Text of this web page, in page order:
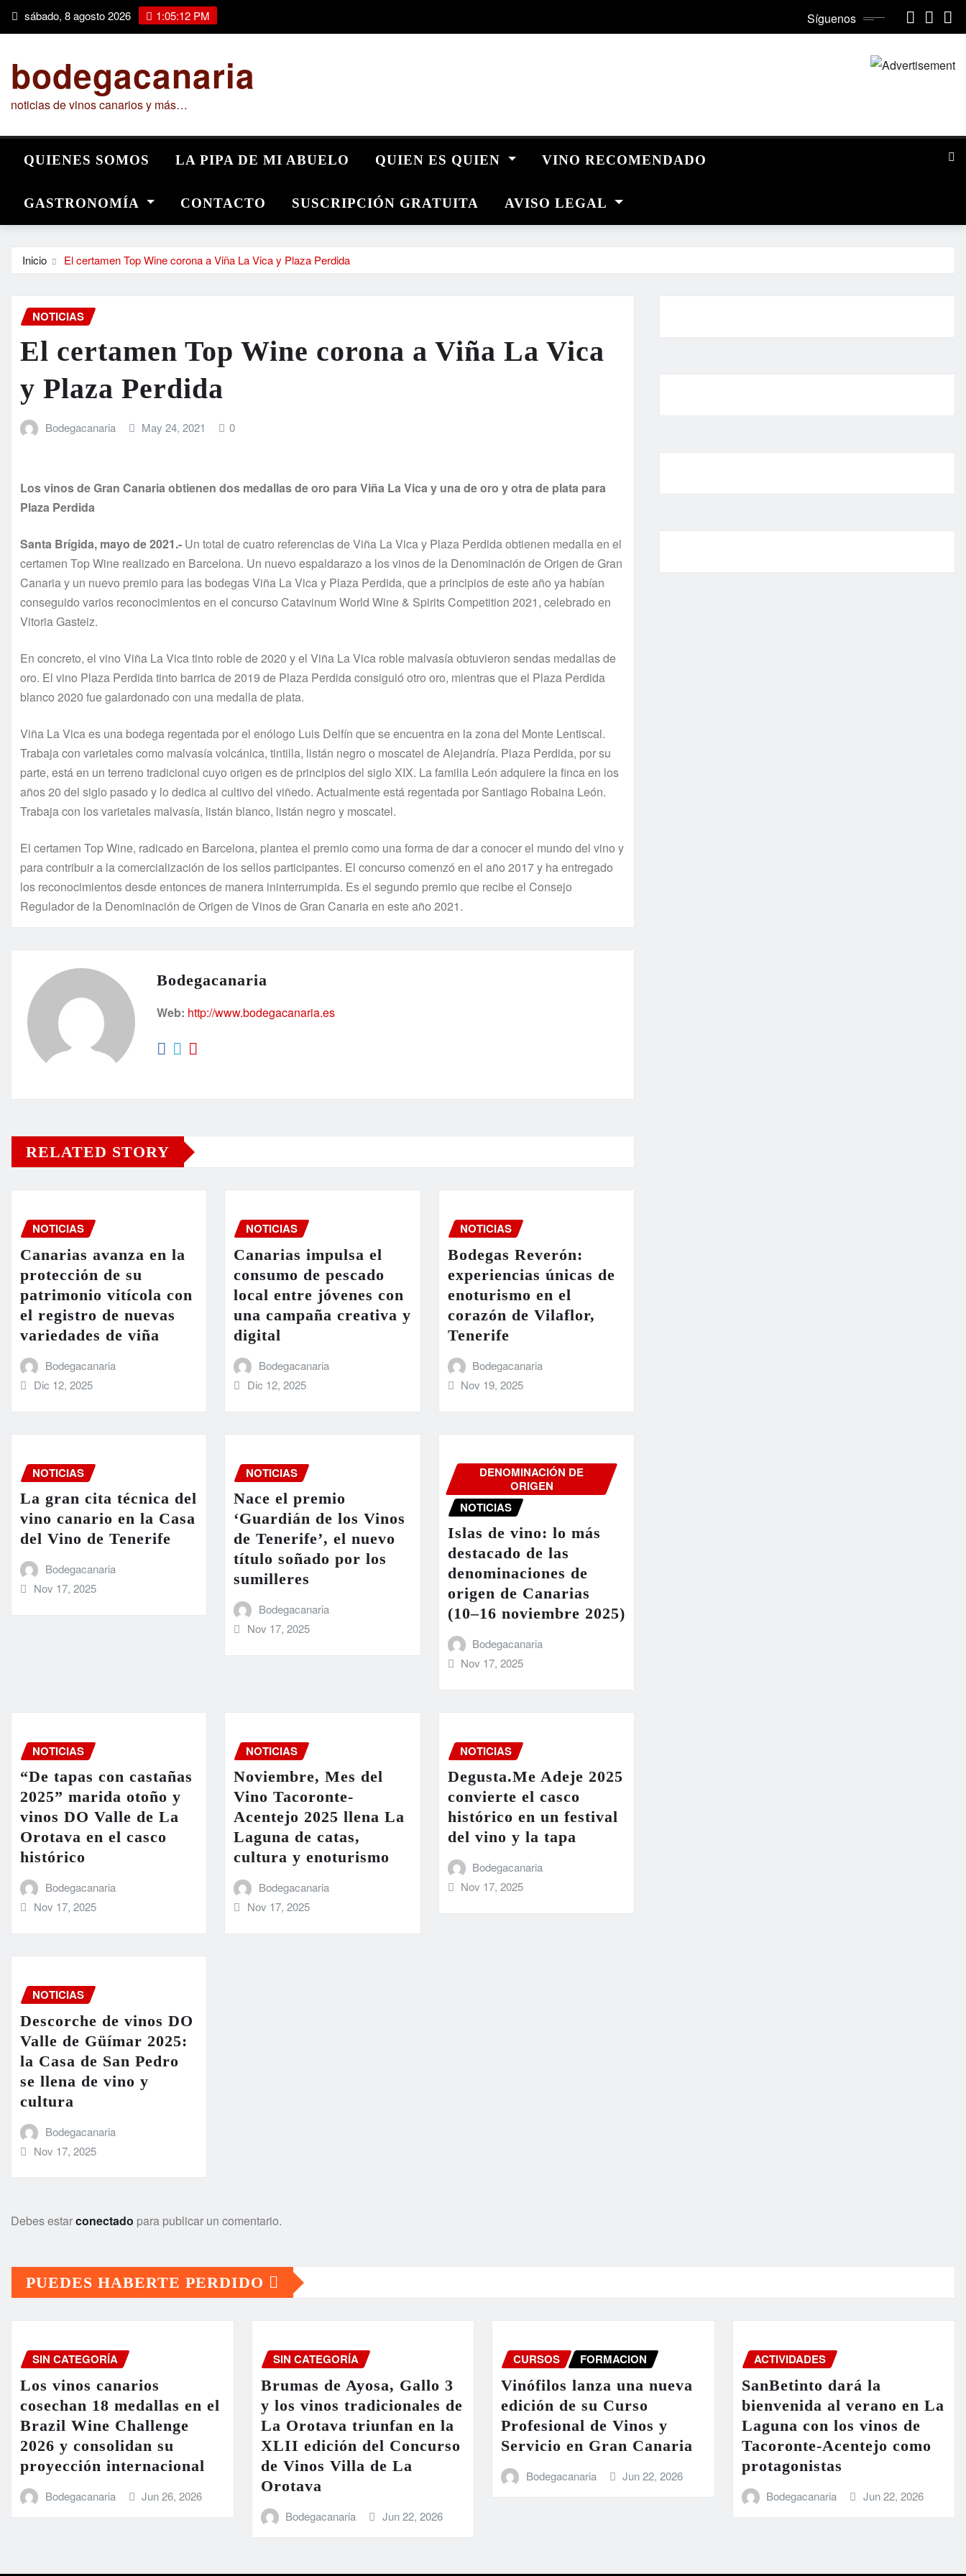
Saltar sábado, 8 agosto 2026 1:05:13 PM Síguenos
bodegacanaria
noticias de vinos canarios y más…
QUIENES SOMOS LA PIPA DE MI ABUELO QUIEN ES QUIEN VINO RECOMENDADO
GASTRONOMÍA CONTACTO SUSCRIPCIÓN GRATUITA AVISO LEGAL
Inicio El certamen Top Wine corona a Viña La Vica y Plaza Perdida
NOTICIAS
El certamen Top Wine corona a Viña La Vica
y Plaza Perdida
Bodegacanaria May 24, 2021 0
Los vinos de Gran Canaria obtienen dos medallas de oro para Viña La Vica y una de oro y otra de plata para
Plaza Perdida
Santa Brígida, mayo de 2021.- Un total de cuatro referencias de Viña La Vica y Plaza Perdida obtienen medalla en el
certamen Top Wine realizado en Barcelona. Un nuevo espaldarazo a los vinos de la Denominación de Origen de Gran
Canaria y un nuevo premio para las bodegas Viña La Vica y Plaza Perdida, que a principios de este año ya habían
conseguido varios reconocimientos en el concurso Catavinum World Wine & Spirits Competition 2021, celebrado en
Vitoria Gasteiz.
En concreto, el vino Viña La Vica tinto roble de 2020 y el Viña La Vica roble malvasía obtuvieron sendas medallas de
oro. El vino Plaza Perdida tinto barrica de 2019 de Plaza Perdida consiguió otro oro, mientras que el Plaza Perdida
blanco 2020 fue galardonado con una medalla de plata.
Viña La Vica es una bodega regentada por el enólogo Luis Delfín que se encuentra en la zona del Monte Lentiscal.
Trabaja con varietales como malvasía volcánica, tintilla, listán negro o moscatel de Alejandría. Plaza Perdida, por su
parte, está en un terreno tradicional cuyo origen es de principios del siglo XIX. La familia León adquiere la finca en los
años 20 del siglo pasado y lo dedica al cultivo del viñedo. Actualmente está regentada por Santiago Robaina León.
Trabaja con los varietales malvasía, listán blanco, listán negro y moscatel.
El certamen Top Wine, radicado en Barcelona, plantea el premio como una forma de dar a conocer el mundo del vino y
para contribuir a la comercialización de los sellos participantes. El concurso comenzó en el año 2017 y ha entregado
los reconocimientos desde entonces de manera ininterrumpida. Es el segundo premio que recibe el Consejo
Regulador de la Denominación de Origen de Vinos de Gran Canaria en este año 2021.
Bodegacanaria
Web: http://www.bodegacanaria.es
RELATED STORY
NOTICIAS
Canarias avanza en la
protección de su
patrimonio vitícola con
el registro de nuevas
variedades de viña
Bodegacanaria
Dic 12, 2025
NOTICIAS
Canarias impulsa el
consumo de pescado
local entre jóvenes con
una campaña creativa y
digital
Bodegacanaria
Dic 12, 2025
NOTICIAS
Bodegas Reverón:
experiencias únicas de
enoturismo en el
corazón de Vilaflor,
Tenerife
Bodegacanaria
Nov 19, 2025
NOTICIAS
La gran cita técnica del
vino canario en la Casa
del Vino de Tenerife
Bodegacanaria
Nov 17, 2025
NOTICIAS
Nace el premio
‘Guardián de los Vinos
de Tenerife’, el nuevo
título soñado por los
sumilleres
Bodegacanaria
Nov 17, 2025
DENOMINACIÓN DE
ORIGEN
NOTICIAS
Islas de vino: lo más
destacado de las
denominaciones de
origen de Canarias
(10–16 noviembre 2025)
Bodegacanaria
Nov 17, 2025
NOTICIAS
“De tapas con castañas
2025” marida otoño y
vinos DO Valle de La
Orotava en el casco
histórico
Bodegacanaria
Nov 17, 2025
NOTICIAS
Noviembre, Mes del
Vino Tacoronte-
Acentejo 2025 llena La
Laguna de catas,
cultura y enoturismo
Bodegacanaria
Nov 17, 2025
NOTICIAS
Degusta.Me Adeje 2025
convierte el casco
histórico en un festival
del vino y la tapa
Bodegacanaria
Nov 17, 2025
NOTICIAS
Descorche de vinos DO
Valle de Güímar 2025:
la Casa de San Pedro
se llena de vino y
cultura
Bodegacanaria
Nov 17, 2025
Debes estarconectado para publicar un comentario.
PUEDES HABERTE PERDIDO
SIN CATEGORÍA
Los vinos canarios
cosechan 18 medallas en el
Brazil Wine Challenge
2026 y consolidan su
proyección internacional
Bodegacanaria Jun 26, 2026
SIN CATEGORÍA
Brumas de Ayosa, Gallo 3
y los vinos tradicionales de
La Orotava triunfan en la
XLII edición del Concurso
de Vinos Villa de La
Orotava
Bodegacanaria Jun 22, 2026
CURSOS FORMACION
Vinófilos lanza una nueva
edición de su Curso
Profesional de Vinos y
Servicio en Gran Canaria
Bodegacanaria Jun 22, 2026
ACTIVIDADES
SanBetinto dará la
bienvenida al verano en La
Laguna con los vinos de
Tacoronte-Acentejo como
protagonistas
Bodegacanaria Jun 22, 2026